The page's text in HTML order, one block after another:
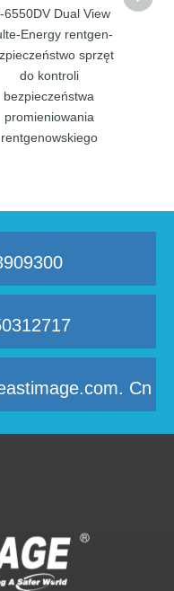
6550DV Dual View
Energy rentgen-
sprzęt
do kontroli
bezpieczeństwa
promieniowania
rentgenowskiego
EI-
Cn